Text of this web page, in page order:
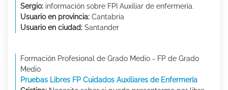
Sergio: información sobre FPI Auxiliar de enfermería.
Usuario en provincia: Cantabria
Usuario en ciudad: Santander
Formación Profesional de Grado Medio - FP de Grado
Medio
Pruebas Libres FP Cuidados Auxiliares de Enfermería